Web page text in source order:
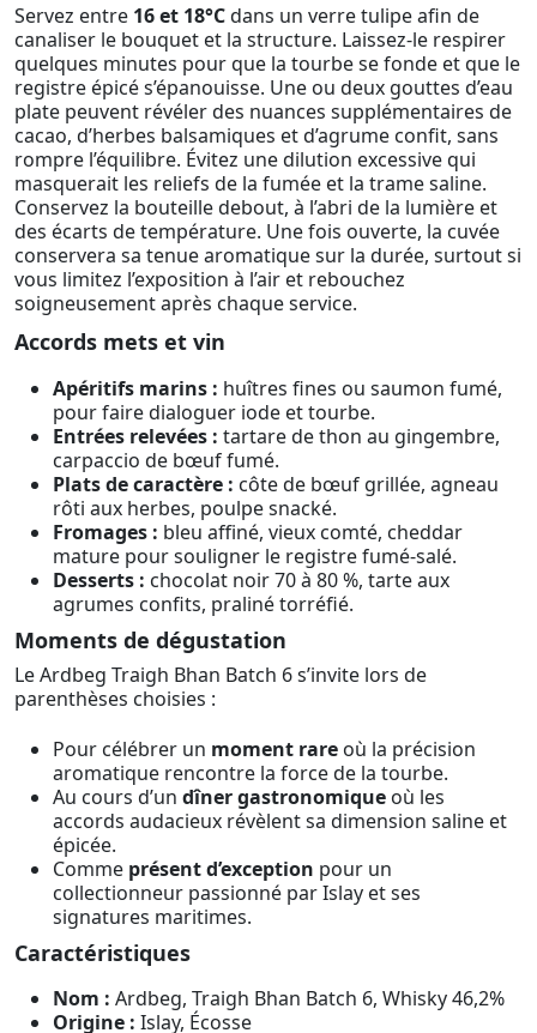
Servez entre 16 et 18°Cdans un verre tulipe afin de
canaliser le bouquet et la structure. Laissez-le respirer
quelques minutes pour que la tourbe se fonde et que le
registre épicé s’épanouisse. Une ou deux gouttes d’eau
plate peuvent révéler des nuances supplémentaires de
cacao, d’herbes balsamiques et d’agrume confit, sans
rompre l’équilibre. Évitez une dilution excessive qui
masquerait les reliefs de la fumée et la trame saline.
Conservez la bouteille debout, à l’abri de la lumière et
des écarts de température. Une fois ouverte, la cuvée
conservera sa tenue aromatique sur la durée, surtout si
vous limitez l’exposition à l’air et rebouchez
soigneusement après chaque service.
Accords mets et vin
Apéritifs marins : huîtres fines ou saumon fumé,
pour faire dialoguer iode et tourbe.
Entrées relevées : tartare de thon au gingembre,
carpaccio de bœuf fumé.
Plats de caractère : côte de bœuf grillée, agneau
rôti aux herbes, poulpe snacké.
Fromages : bleu affiné, vieux comté, cheddar
mature pour souligner le registre fumé-salé.
Desserts : chocolat noir 70 à 80 %, tarte aux
agrumes confits, praliné torréfié.
Moments de dégustation
Le Ardbeg Traigh Bhan Batch 6 s’invite lors de
parenthèses choisies :
Pour célébrer un moment rare où la précision
aromatique rencontre la force de la tourbe.
Au cours d’un dîner gastronomique où les
accords audacieux révèlent sa dimension saline et
épicée.
Comme présent d’exception pour un
collectionneur passionné par Islay et ses
signatures maritimes.
Caractéristiques
Nom : Ardbeg, Traigh Bhan Batch 6, Whisky 46,2%
Origine : Islay, Écosse